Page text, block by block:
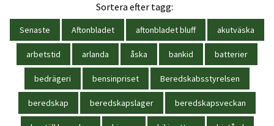
Sortera efter tagg:
Senaste Aftonbladet aftonbladet bluff akutväska
arbetstid arlanda åska bankid batterier
bedrägeri bensinpriset Beredskabsstyrelsen
beredskap beredskapslager beredskapsveckan